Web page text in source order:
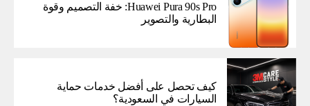
Huawei Pura 90s Pro: خفة التصميم وقوة
البطارية والتصوير
كيف تحصل على أفضل خدمات حماية
السيارات في السعودية؟